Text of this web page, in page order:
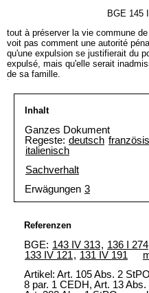
BGE 145
tout à préserver la vie commune
voit pas comment une autorité
qu'une expulsion se justifierait du
expulsé, mais qu'elle serait
de sa famille.
Inhalt
Ganzes Dokument
Regeste: deutsch
italienisch
Sachverhalt
Erwägungen 3
Referenzen
BGE: 143 IV 313, 136 I 274
133 IV 121, 131 IV 191
Artikel: Art. 105 Abs. 2
8 par. 1 CEDH, Art. 13 Abs.